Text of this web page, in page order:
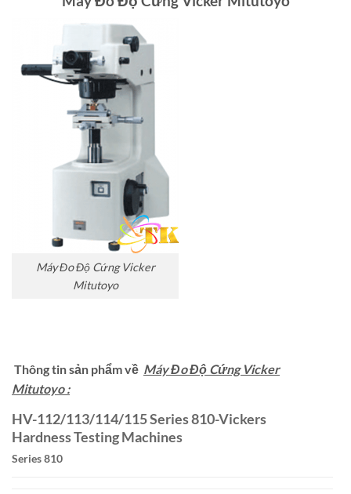
Máy Đo Độ Cứng Vicker
Mitutoyo
Thông tin sản phẩm về Máy Đo Độ Cứng Vicker
Mitutoyo :
HV-112/113/114/115 Series 810-Vickers
Hardness Testing Machines
Series 810